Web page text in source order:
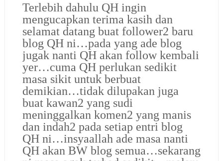
Terlebih dahulu QH ingin
mengucapkan terima kasih dan
selamat datang buat follower2 baru
blog QH ni…pada yang ade blog
jugak nanti QH akan follow kembali
yer…cuma QH perlukan sedikit
masa sikit untuk berbuat
demikian…tidak dilupakan juga
buat kawan2 yang sudi
meninggalkan komen2 yang manis
dan indah2 pada setiap entri blog
QH ni…insyaallah ade masa nanti
QH akan BW blog semua…sekarang